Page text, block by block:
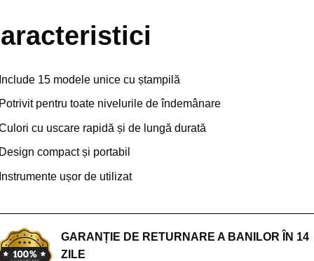
15 modele unice cu ștampilă
pentru toate nivelurile de îndemânare
cu uscare rapidă și de lungă durată
compact și portabil
ușor de utilizat
GARANȚIE DE RETURNARE A BANILOR ÎN 14
ZILE